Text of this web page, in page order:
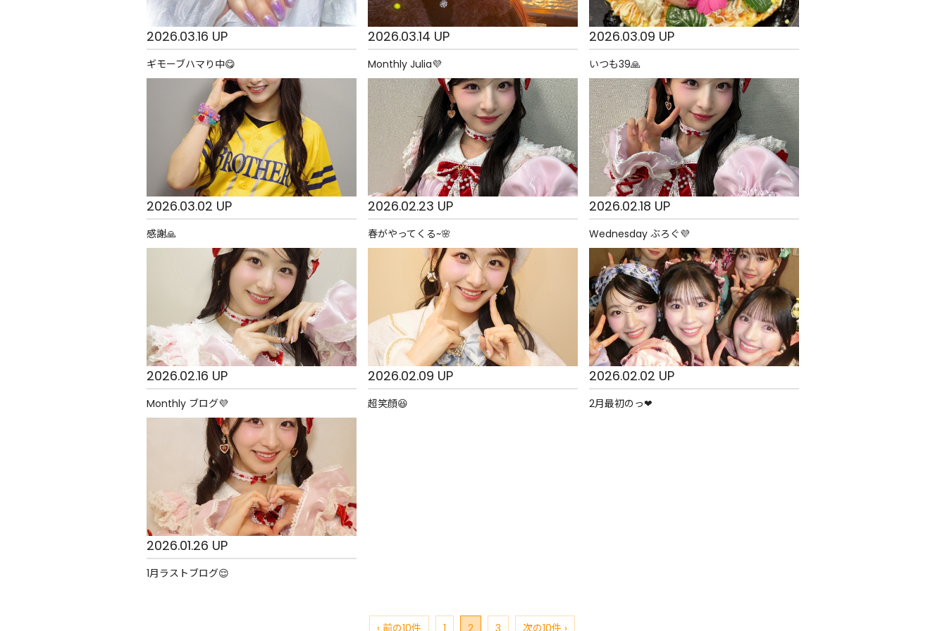
2026.03.16 UP
ギモーブハマり中😋
2026.03.14 UP
Monthly Julia💜
2026.03.09 UP
いつも39🙏
2026.03.02 UP
感謝🙏
2026.02.23 UP
春がやってくる~🌸
2026.02.18 UP
Wednesday ぶろぐ💜
2026.02.16 UP
Monthly ブログ💜
2026.02.09 UP
超笑顔😆
2026.02.02 UP
2月最初のっ❤︎
2026.01.26 UP
1月ラストブログ😌
‹ 前の10件 1 2 3 次の10件 ›